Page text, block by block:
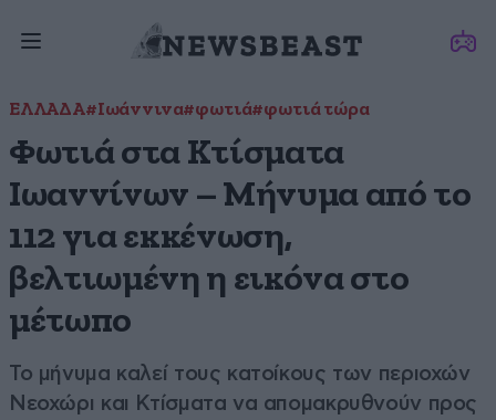
ΕΛΛΑΔΑ#Ιωάννινα#φωτιά#φωτιά τώρα
Φωτιά στα Κτίσματα
Ιωαννίνων – Μήνυμα από το
112 για εκκένωση,
βελτιωμένη η εικόνα στο
μέτωπο
Το μήνυμα καλεί τους κατοίκους των περιοχών
Νεοχώρι και Κτίσματα να απομακρυθνούν προς